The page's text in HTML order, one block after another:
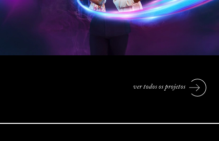
Zap Fibra: Janet
Filme & Motion. Telecom.
ver todos os projetos